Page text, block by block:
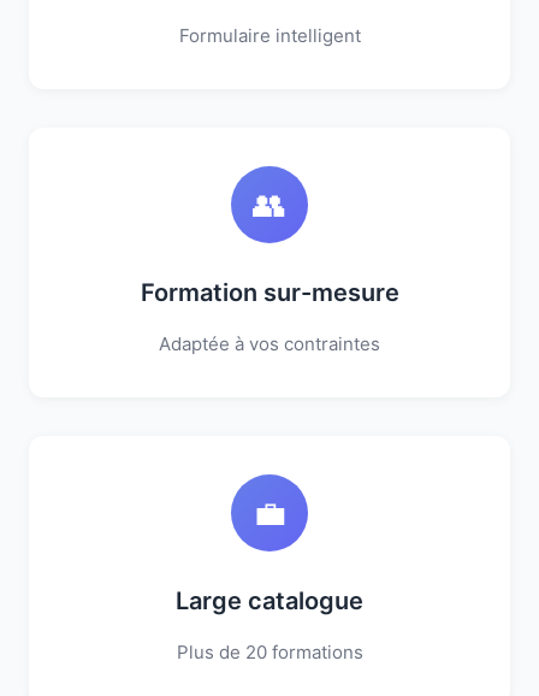
Formulaire intelligent
👥
Formation sur-mesure
Adaptée à vos contraintes
💼
Large catalogue
Plus de 20 formations